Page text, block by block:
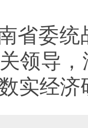
省委
领导
实经